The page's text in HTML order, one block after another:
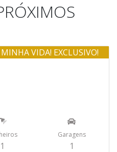
Venda
VIDA! EXCLUSIVO!
1
Garagens
1